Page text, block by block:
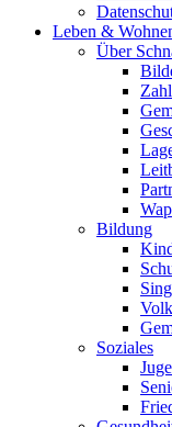
Leben &
Über
Bildung
Soziales